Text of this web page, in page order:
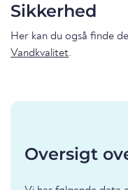
Sikkerhed
Her kan du også finde
Vandkvalitet.
Oversigt